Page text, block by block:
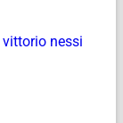
vittorio nessi